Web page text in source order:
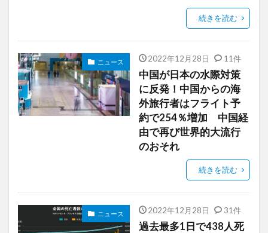
続きを読む
ニュース 2022年12月28日 11件
中国が日本の水際対策
に反発！中国からの海
外旅行者はフライト予
約で254％増加 中国経
由で再び世界的大流行
のおそれ
続きを読む
ニュース 2022年12月28日 31件
過去最多1日で438人死